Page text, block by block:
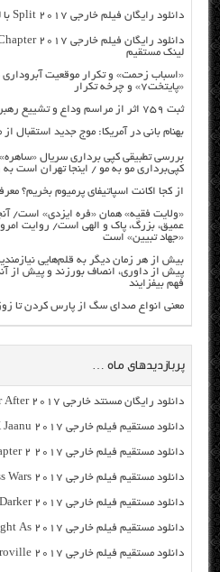
دانلود رایگان فیلم خارجی Split 2017 با لینک مستقیم
لینک مستقیم
«اسباب زحمت» و تکرار موقعیت
«پایتخت۷» و چرخه تکرار
ثبت ۷۵۹ اثر از مراسم وداع و تشییع رهبر شهید انقلاب
بهنام بانی در آمریکا: موج جدید استقبال
بررسی تطبیقی کپی برداری سریال
کپی‌برداری مو به مو / اینجا تهران است
از کجا اکانت اسپاتیفای پرمیوم بخریم؟ معرفی ۴ فروشگاه معتبر
«ولایت فقیه» همان «فره ایزدی» است/
عمیق، بزرگ، پاک و الهی است/ روایت
«جهاد تبیین» است
بیش از هر زمان دیگر به قلم‌هایی
پیش از داوری، انصاف بورزند و پیش از
فهم بیفزایند
معنی انواع صدای سگ از پارس کردن تا
پربازدیدهای ماه …
دانلود رایگان مسنتد خارجی Britney Ever After 2017 با لینک مستقیم
دانلود مستقیم فیلم خارجی OK Jaanu 2017 از سرور سایت
دانلود مستقیم فیلم خارجی John Wick: Chapter 2 2017 از سرور سایت
دانلود مستقیم فیلم خارجی Cross Wars 2017 از سرور سایت
دانلود مستقیم فیلم خارجی Fifty Shades Darker 2017 از سرور سایت
دانلود مستقیم فیلم خارجی From Straight As 2017 از سرور سایت
دانلود مستقیم فیلم خارجی Zeroville 2017 از سرور سایت